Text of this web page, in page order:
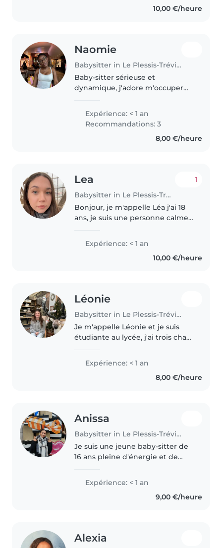
d'eux, jouer avec eux, les..10,00 €/heure
Naomie
Babysitter in Le Plessis-Trévise
Baby-sitter sérieuse et
dynamique, j'adore m'occuper
ludiques et éducatives.
Disponible tous les jours (soir
compris). Patiente, créative et
Expérience: < 1 an
Recommandations: 3
8,00 €/heure
Lea
Babysitter in Le Plessis-Trévise
1
Bonjour, je m'appelle Léa j'ai 18
ans, je suis une personne calme
services de baby-sitting pour
garder vos enfants en toute
sécurité et dans la bonne
Expérience: < 1 an
10,00 €/heure
Léonie
Babysitter in Le Plessis-Trévise
Je m'appelle Léonie et je suis
étudiante au lycée, j'ai trois chats
d'animaux, j'ai donc l'habitude
de m'en occuper. Je suis très
manuelle et très sportive...
Expérience: < 1 an
8,00 €/heure
Anissa
Babysitter in Le Plessis-Trévise
Je suis une jeune baby-sitter de
16 ans pleine d'énergie et de
enfants, comme le dessin, la
lecture d'histoire , les activités..
Expérience: < 1 an
9,00 €/heure
Alexia